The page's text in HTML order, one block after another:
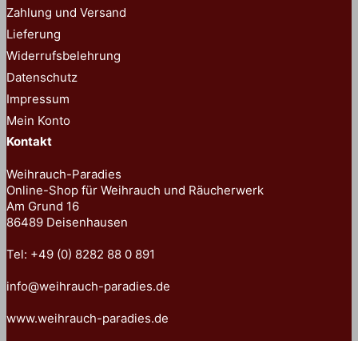
Zahlung und Versand
Lieferung
Widerrufsbelehrung
Datenschutz
Impressum
Mein Konto
Kontakt
Weihrauch-Paradies
Online-Shop für Weihrauch und Räucherwerk
Am Grund 16
86489 Deisenhausen
Tel: +49 (0) 8282 88 0 891
info@weihrauch-paradies.de
www.weihrauch-paradies.de